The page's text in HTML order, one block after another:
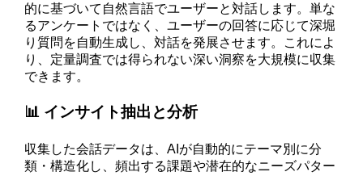
的に基づいて自然言語でユーザーと対話します。単な
るアンケートではなく、ユーザーの回答に応じて深堀
り質問を自動生成し、対話を発展させます。これによ
り、定量調査では得られない深い洞察を大規模に収集
できます。
📊 インサイト抽出と分析
収集した会話データは、AIが自動的にテーマ別に分
類・構造化し、頻出する課題や潜在的なニーズパター